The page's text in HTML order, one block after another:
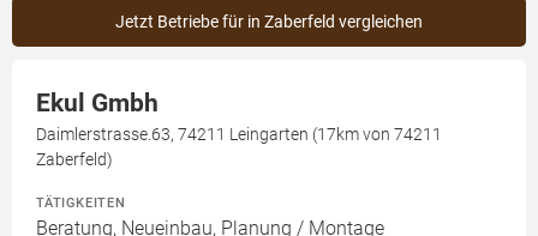
Jetzt Betriebe für in Zaberfeld vergleichen
Ekul Gmbh
Daimlerstrasse.63, 74211 Leingarten (17km von 74211
Zaberfeld)
TÄTIGKEITEN
Beratung, Neueinbau, Planung / Montage